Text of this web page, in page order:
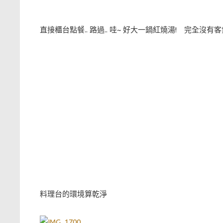
直接櫃台點餐.. 路過.. 哇~ 好大一鍋紅燒湯! 完全沒有客
料理台的環境算乾淨